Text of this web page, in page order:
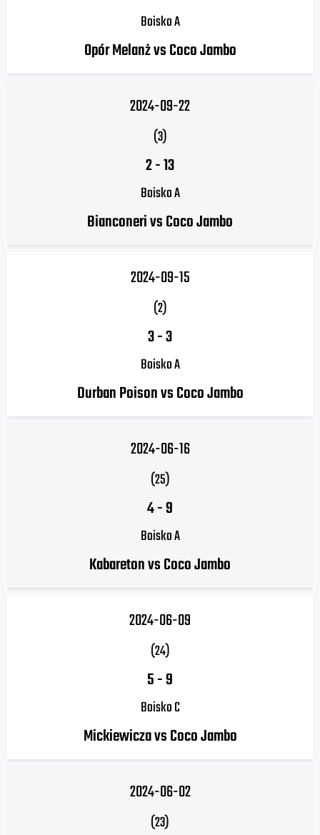
Boisko A
Opór Melanż vs Coco Jambo
2024-09-22
(3)
2-13
Boisko A
Bianconeri vs Coco Jambo
2024-09-15
(2)
3-3
Boisko A
Durban Poison vs Coco Jambo
2024-06-16
(25)
4-9
Boisko A
Kabareton vs Coco Jambo
2024-06-09
(24)
5-9
Boisko C
Mickiewicza vs Coco Jambo
2024-06-02
(23)